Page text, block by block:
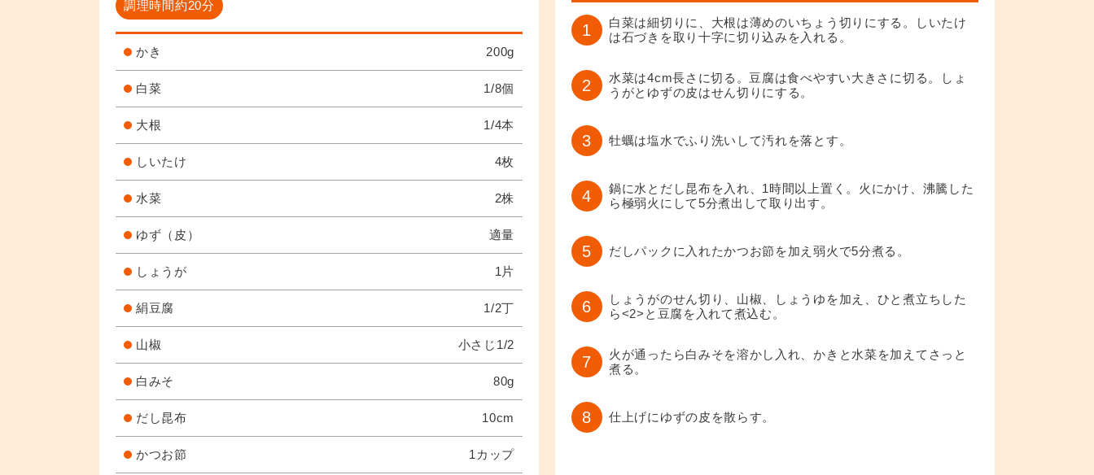
調理時間約20分
かき 200g
白菜 1/8個
大根 1/4本
しいたけ 4枚
水菜 2株
ゆず（皮） 適量
しょうが 1片
絹豆腐 1/2丁
山椒 小さじ1/2
白みそ 80g
だし昆布 10cm
かつお節 1カップ
1
白菜は細切りに、大根は薄めのいちょう切りにする。しいたけ
は石づきを取り十字に切り込みを入れる。
2
水菜は4cm長さに切る。豆腐は食べやすい大きさに切る。しょ
うがとゆずの皮はせん切りにする。
3 牡蠣は塩水でふり洗いして汚れを落とす。
4
鍋に水とだし昆布を入れ、1時間以上置く。火にかけ、沸騰した
ら極弱火にして5分煮出して取り出す。
5 だしパックに入れたかつお節を加え弱火で5分煮る。
6
しょうがのせん切り、山椒、しょうゆを加え、ひと煮立ちした
ら<2>と豆腐を入れて煮込む。
7
火が通ったら白みそを溶かし入れ、かきと水菜を加えてさっと
煮る。
8 仕上げにゆずの皮を散らす。